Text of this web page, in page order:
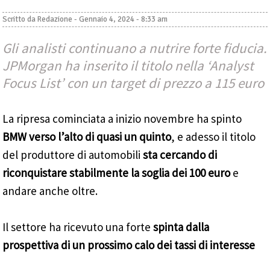
Scritto daRedazione -Gennaio 4, 2024 - 8:33 am
Gli analisti continuano a nutrire forte fiducia.
JPMorgan ha inserito il titolo nella ‘Analyst
Focus List’ con un target di prezzo a 115 euro
La ripresa cominciata a inizio novembre ha spinto
BMW verso l’alto di quasi un quinto, e adesso il titolo
del produttore di automobilista cercando di
riconquistare stabilmente la soglia dei 100 euroe
andare anche oltre.
Il settore ha ricevuto una fortespinta dalla
prospettiva di un prossimo calo dei tassi di interesse